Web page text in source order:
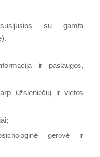
su gamta
ir paslaugos,
užsieniečių ir vietos
gerovė ir